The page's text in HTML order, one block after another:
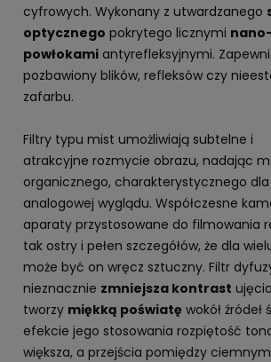
cyfrowych. Wykonany z utwardzanego
optycznego pokrytego licznymi nano-
powłokami antyrefleksyjnymi.
pozbawiony blików, refleksów czy
zafarbu.
Filtry typu mist umożliwiają subtelne i
atrakcyjne rozmycie obrazu, nadając
organicznego, charakterystycznego dla
analogowej wyglądu. Współczesne
aparaty przystosowane do filmowania
tak ostry i pełen szczegółów, że dla
może być on wręcz sztuczny. Filtr
nieznacznie zmniejsza kontrast
tworzy miękką poświatę wokół źródeł
efekcie jego stosowania rozpiętość
większa, a przejścia pomiędzy